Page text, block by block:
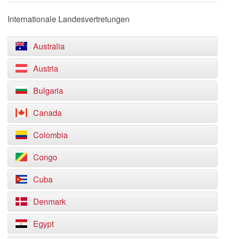
Internationale Landesvertretungen
Australia
Austria
Bulgaria
Canada
Colombia
Congo
Cuba
Denmark
Egypt